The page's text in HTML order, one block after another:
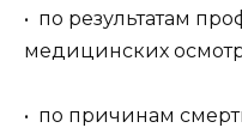
• по результатам
медицинских
• по причинам